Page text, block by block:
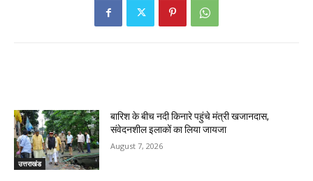
उत्तराखंड
बारिश के बीच नदी किनारे पहुंचे मंत्री खजानदास,
संवेदनशील इलाकों का लिया जायजा
August 7, 2026